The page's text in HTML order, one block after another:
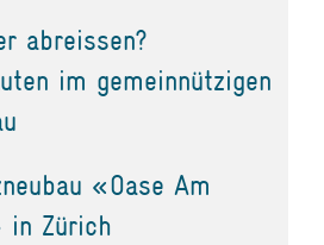
abreissen?
im gemeinnützigen
«Oase Am
in Zürich